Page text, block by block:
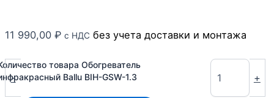
11 990,00 ₽ с НДС без учета доставки и монтажа
-
товара Обогреватель
Ballu BIH-GSW-1.3
+